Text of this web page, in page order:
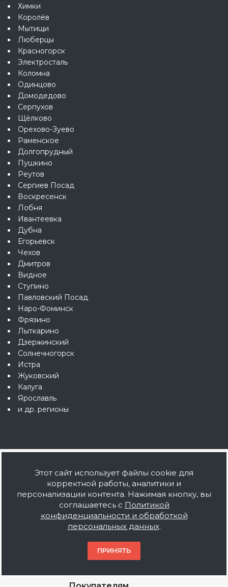
Химки
Королёв
Мытищи
Люберцы
Красногорск
Электросталь
Коломна
Одинцово
Домодедово
Серпухов
Щёлково
Орехово-Зуево
Раменское
Долгопрудный
Пушкино
Реутов
Сергиев Посад
Воскресенск
Лобня
Ивантеевка
Дубна
Егорьевск
Чехов
Дмитров
Видное
Ступино
Павловский Посад
Наро-Фоминск
Фрязино
Лыткарино
Дзержинский
Солнечногорск
Истра
Жуковский
Калуга
Ярославль
и др. регионы
О компании
О нас
Мы дилеры
Наше производство
Вакансии
Поставщикам
Оптовикам
Этот сайт использует файлы cookie для
корректной работы, аналитики и
персонализации контента. Нажимая кнопку, вы
соглашаетесь с Политикой
конфиденциальности и обработкой
персональных данных.
ПРИНЯТЬ